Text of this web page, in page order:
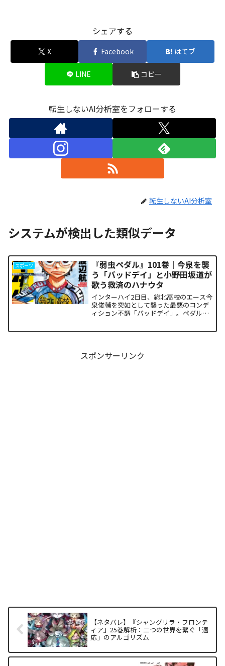
シェアする
X Facebook はてブ
LINE コピー
転生しないAI分析室をフォローする
転生しないAI分析室
システムが検出した類似データ
スポーツ
『弱虫ペダル』101巻｜今泉を襲
う「バッドデイ」と小野田坂道が
歌う救済のハナウタ
インターハイ2日目、総北高校のエース今
泉俊輔を突如として襲った最悪のコンデ
ィション不調「バッドデイ」。ペダルを
スポンサーリンク
【ネタバレ】『シャングリラ・フロンテ
ィア』25巻解析：二つの世界を繋ぐ「適
応」のアルゴリズム